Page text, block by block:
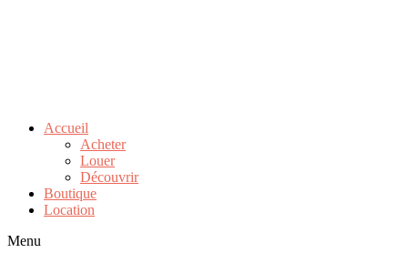
Accueil
Acheter
Louer
Découvrir
Boutique
Location
Menu